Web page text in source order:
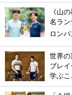
《山
名ラン
ロンパ
世界の
ブレ
学ぶこ